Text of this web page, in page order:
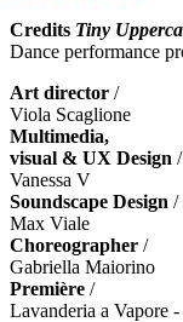
Credits Tiny
Dance performance
Art director /
Viola Scaglione
Multimedia,
visual & UX Design /
Vanessa V
Soundscape Design /
Max Viale
Choreographer /
Gabriella Maiorino
Première /
Lavanderia a Vapore